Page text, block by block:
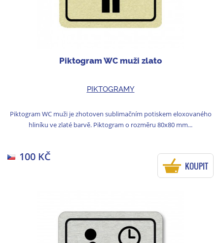
Piktogram WC muži zlato
PIKTOGRAMY
Piktogram WC muži je zhotoven sublimačním potiskem eloxovaného
hliníku ve zlaté barvě. Piktogram o rozměru 80x80 mm...
100 KČ
KOUPIT